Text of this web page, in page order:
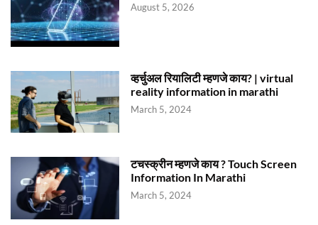
August 5, 2026
व्हर्चुअल रियालिटी म्हणजे काय? | virtual
reality information in marathi
March 5, 2024
टचस्क्रीन म्हणजे काय ? Touch Screen
Information In Marathi
March 5, 2024